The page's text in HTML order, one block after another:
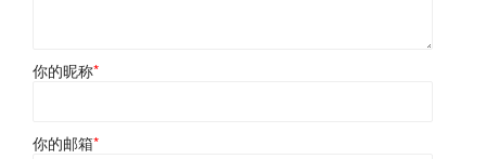
你的昵称*
你的邮箱*